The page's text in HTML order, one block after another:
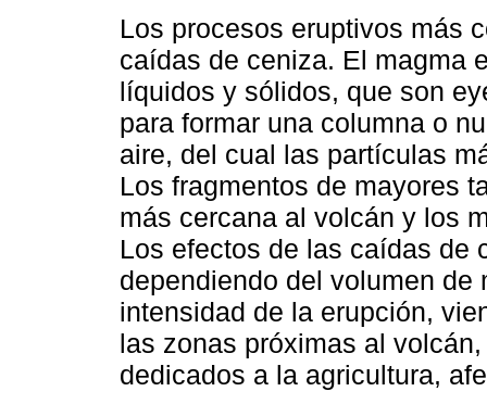
Los procesos eruptivos más
caídas de ceniza. El magma
líquidos y sólidos, que son
para formar una columna o
aire, del cual las partículas
Los fragmentos de mayores
más cercana al volcán y los
Los efectos de las caídas de
dependiendo del volumen
intensidad de la erupción,
las zonas próximas al
dedicados a la agricultura,